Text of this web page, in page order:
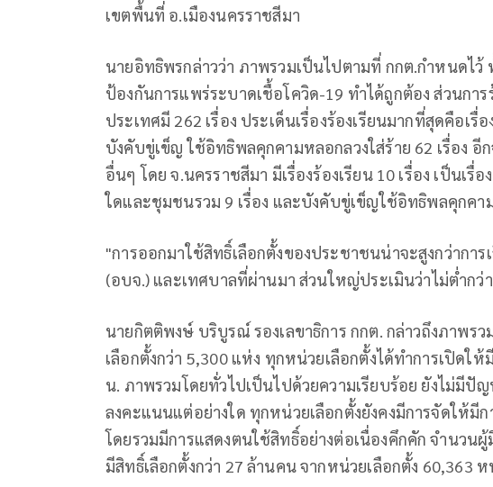
เขตพื้นที่ อ.เมืองนครราชสีมา
นายอิทธิพรกล่าวว่า ภาพรวมเป็นไปตามที่ กกต.กำหนดไว้
ป้องกันการแพร่ระบาดเชื้อโควิด-19 ทำได้ถูกต้อง ส่วนการ
ประเทศมี 262 เรื่อง ประเด็นเรื่องร้องเรียนมากที่สุดคือเรื่อ
บังคับขู่เข็ญ ใช้อิทธิพลคุกคามหลอกลวงใส่ร้าย 62 เรื่อง อี
อื่นๆ โดย จ.นครราชสีมา มีเรื่องร้องเรียน 10 เรื่อง เป็นเรื่
ใดและชุมชนรวม 9 เรื่อง และบังคับขู่เข็ญใช้อิทธิพลคุกคาม
"การออกมาใช้สิทธิ์เลือกตั้งของประชาชนน่าจะสูงกว่ากา
(อบจ.) และเทศบาลที่ผ่านมา ส่วนใหญ่ประเมินว่าไม่ต่ำกว่
นายกิตติพงษ์ บริบูรณ์ รองเลขาธิการ กกต. กล่าวถึงภาพรว
เลือกตั้งกว่า 5,300 แห่ง ทุกหน่วยเลือกตั้งได้ทำการเปิดใ
น. ภาพรวมโดยทั่วไปเป็นไปด้วยความเรียบร้อย ยังไม่มีปั
ลงคะแนนแต่อย่างใด ทุกหน่วยเลือกตั้งยังคงมีการจัดให้มี
โดยรวมมีการแสดงตนใช้สิทธิ์อย่างต่อเนื่องคึกคัก จำนวน
มีสิทธิ์เลือกตั้งกว่า 27 ล้านคน จากหน่วยเลือกตั้ง 60,363 ห